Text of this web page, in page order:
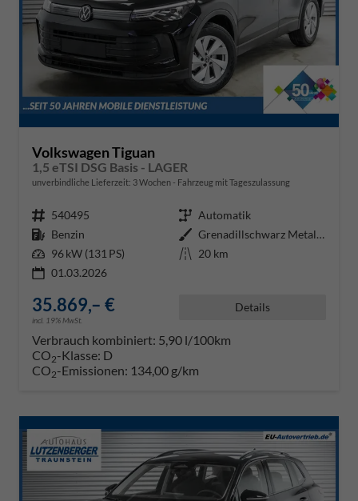
Volkswagen Tiguan
1,5 eTSI DSG Basis - LAGER
unverbindliche Lieferzeit: 3 Wochen Fahrzeug mit Tageszulassung
Fahrzeugnr. 540495 Getriebe Automatik
Kraftstoff Benzin Außenfarbe
Grenadillschwarz Metallic (0E)
Leistung 96 kW (131 PS) Kilometerstand 20 km
01.03.2026
35.869,– €
incl. 19% MwSt.
Details
Verbrauch kombiniert: 5,90 l/100km
CO2-Klasse: D
CO2-Emissionen: 134,00 g/km